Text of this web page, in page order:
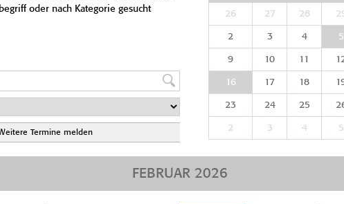
oder nach Kategorie gesucht
Termine melden
26 27 28
2 3 4 5
9 10 11
16 17 18
23 24 25
2 3 4 5
FEBRUAR 2026